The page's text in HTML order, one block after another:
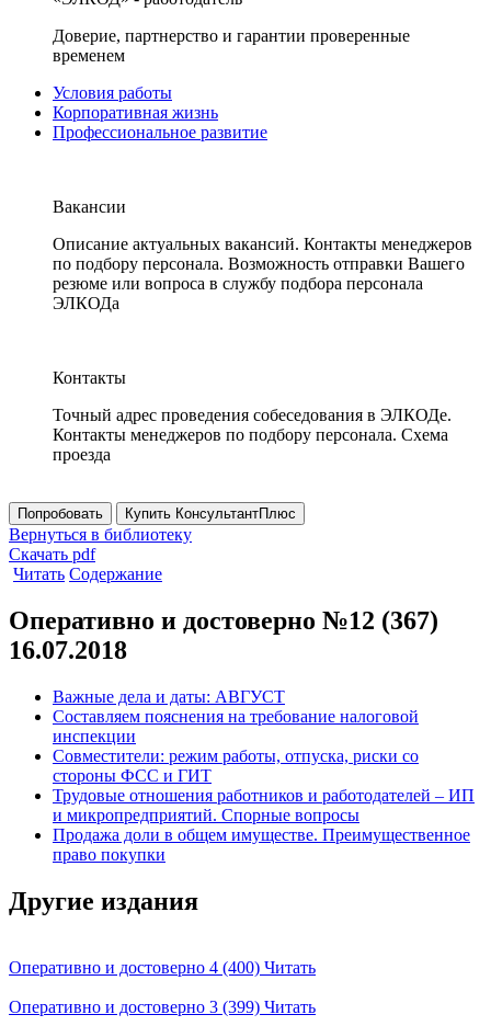
Доверие, партнерство и гарантии проверенные
временем
Условия работы
Корпоративная жизнь
Профессиональное развитие
Вакансии
Описание актуальных вакансий. Контакты менеджеров
по подбору персонала. Возможность отправки Вашего
резюме или вопроса в службу подбора персонала
ЭЛКОДа
Контакты
Точный адрес проведения собеседования в ЭЛКОДе.
Контакты менеджеров по подбору персонала. Схема
проезда
Попробовать Купить КонсультантПлюс
Вернуться в библиотеку
Скачать pdf
Читать Содержание
Оперативно и достоверно №12 (367)
16.07.2018
Важные дела и даты: АВГУСТ
Составляем пояснения на требование налоговой
инспекции
Совместители: режим работы, отпуска, риски со
стороны ФСС и ГИТ
Трудовые отношения работников и работодателей – ИП
и микропредприятий. Спорные вопросы
Продажа доли в общем имуществе. Преимущественное
право покупки
Другие издания
Оперативно и достоверно 4 (400) Читать
Оперативно и достоверно 3 (399) Читать